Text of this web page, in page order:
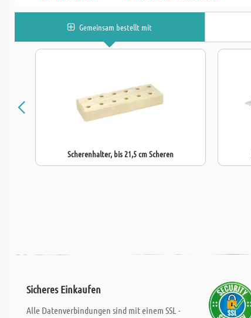
Gemeinsam bestellt mit
Scherenhalter, bis 21,5 cm Scheren
Sicheres Einkaufen
Alle Datenverbindungen sind mit einem SSL -